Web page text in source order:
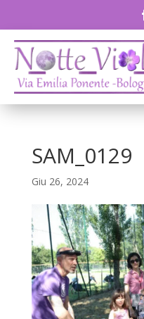
SAM_0129
Giu 26, 2024